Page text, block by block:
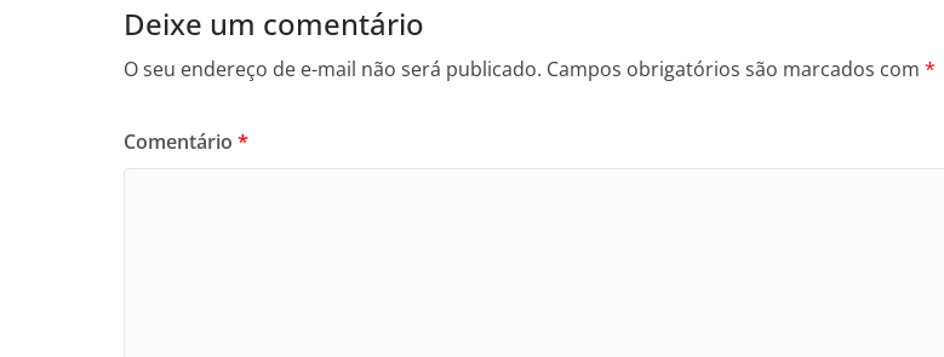
Deixe um comentário
O seu endereço de e-mail não será publicado. Campos obrigatórios são marcados com *
Comentário *